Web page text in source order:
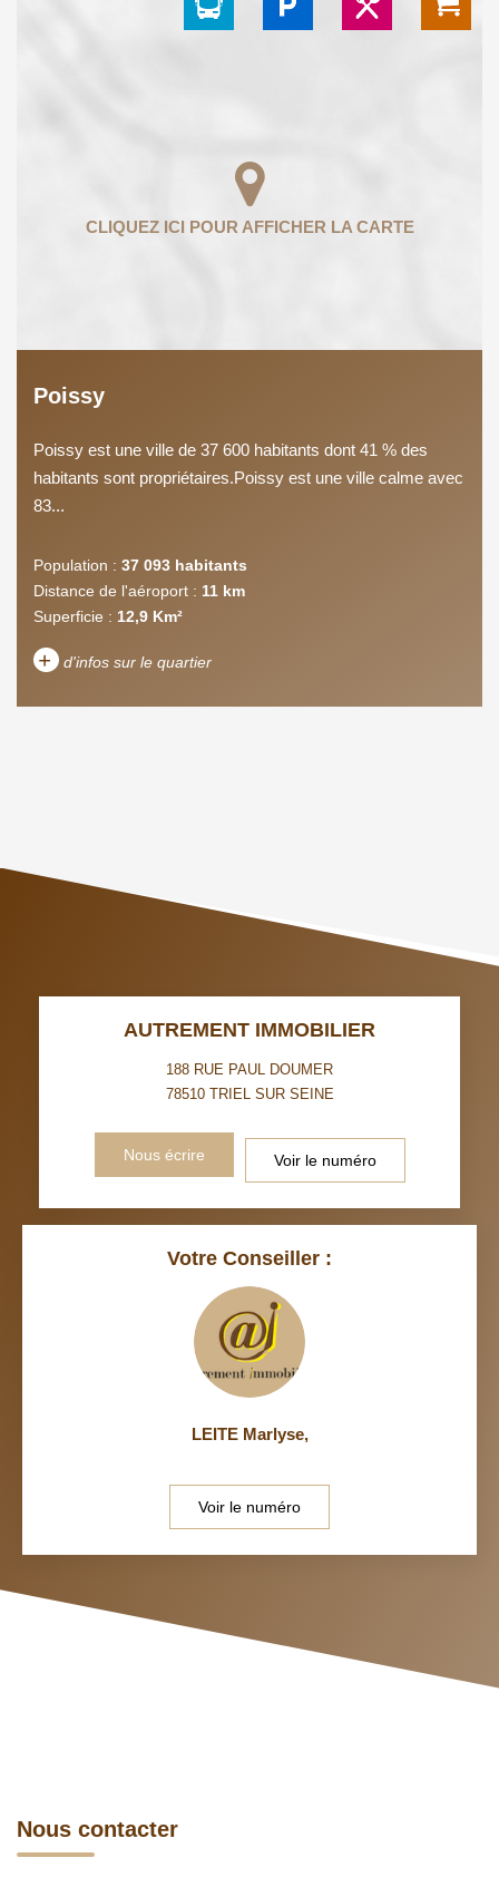
Poissy
Poissy est une ville de 37 600 habitants dont 41 % des
habitants sont propriétaires.Poissy est une ville calme avec
83...
Population : 37 093 habitants
Distance de l'aéroport : 11 km
Superficie : 12,9 Km²
+ d'infos sur le quartier
TAUX DE PROPRIÉTAIRES
PART DES MÉNAGES SANS
AUTREMENT IMMOBILIER
188 RUE PAUL DOUMER
78510 TRIEL SUR SEINE
Nous écrire Voir le numéro
Votre Conseiller :
LEITE Marlyse,
Voir le numéro
Nous contacter